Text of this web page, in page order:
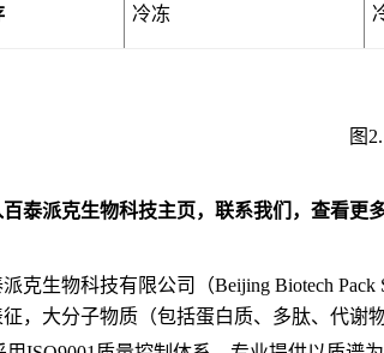
冷冻
图
泰派克生物科技主页，联系我们，查看更
克生物科技有限公司（Beijing Biotech
，大分子物质（包括蛋白质、多肽、代谢